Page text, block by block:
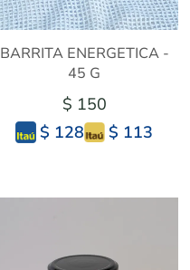
BARRITA ENERGETICA -
45 G
$ 150
$ 128
$ 113